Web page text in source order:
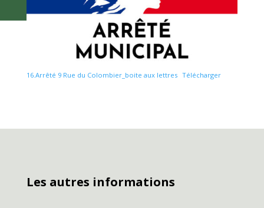
16.Arrêté 9 Rue du Colombier_boite aux lettres Télécharger
Les autres informations